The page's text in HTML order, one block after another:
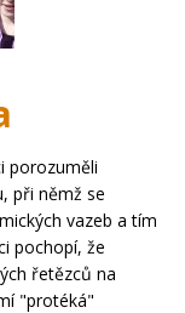
porozuměli
při němž se
vazeb a tím
pochopí, že
řetězců na
"protéká"